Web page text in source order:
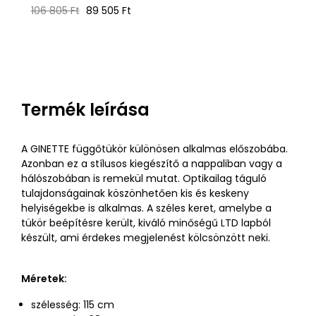
Normál
106 805 Ft Ár
89 505 Ft
Termék leírása
A GINETTE függőtükör különösen alkalmas előszobába.
Azonban ez a stílusos kiegészítő a nappaliban vagy a
hálószobában is remekül mutat. Optikailag táguló
tulajdonságainak köszönhetően kis és keskeny
helyiségekbe is alkalmas. A széles keret, amelybe a
tükör beépítésre került, kiváló minőségű LTD lapból
készült, ami érdekes megjelenést kölcsönzött neki.
Méretek:
szélesség: 115 cm